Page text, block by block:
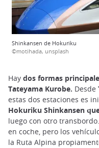
Shinkansen de Hokuriku
©motihada, unsplash
Hay dos formas
Tateyama Kurobe. Desde
estas dos estaciones es
Hokuriku Shinkansen
luego con otro
en coche, pero los
la Ruta Alpina